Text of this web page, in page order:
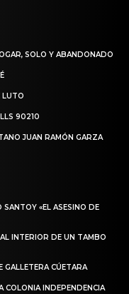
SOLO Y ABANDONADO
LUTO
90210
JUAN RAMÓN GARZA
SANTOY «EL ASESINO DE
INTERIOR DE UN TAMBO
GALLETERA CÚETARA
COLONIA INDEPENDENCIA